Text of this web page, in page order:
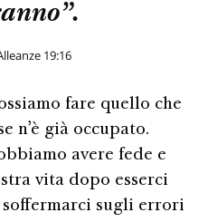
19:16
fare quello che
n’è già occupato.
avere fede e
vita dopo esserci
sugli errori